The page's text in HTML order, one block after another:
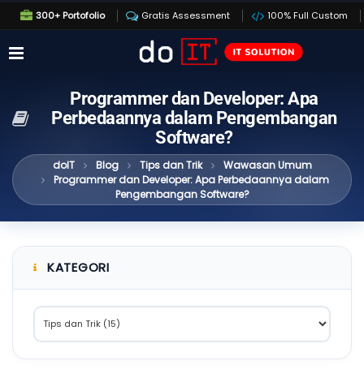
300+ Portofolio Gratis Assessment 100% Full Custom
Programmer dan Developer: Apa
Perbedaannya dalam Pengembangan
Software?
doIT Blog Tips dan Trik
Wawasan Umum
Programmer dan Developer: Apa Perbedaannya dalam
Pengembangan Software?
KATEGORI